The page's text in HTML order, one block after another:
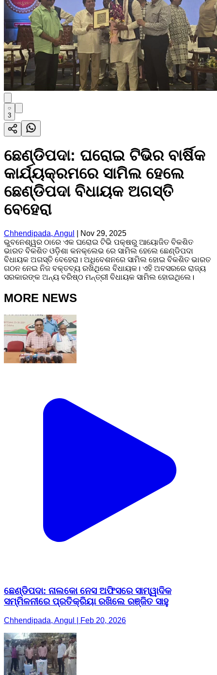
3
ଛେଣ୍ଡିପଦା: ଘରୋଇ ଟିଭିର ବାର୍ଷିକ
କାର୍ଯ୍ୟକ୍ରମରେ ସାମିଲ ହେଲେ
ଛେଣ୍ଡିପଦା ବିଧାୟକ ଅଗସ୍ତି
ବେହେରା
Chhendipada, Angul
Nov 29, 2025
ଭୁବନେଶ୍ୱର ଠାରେ ଏକ ଘରୋଇ ଟିଭି ପକ୍ଷରୁ ଆୟୋଜିତ ବିକଶିତ
ଭାରତ ବିକଶିତ ଓଡ଼ିଶା କନକ୍ଲେଭ ରେ ସାମିଲ ହେଲେ ଛେଣ୍ଡିପଦା
ବିଧାୟକ ଅଗସ୍ତି ବେହେରା। ଅଧିବେଶନରେ ସାମିଲ ହୋଇ ବିକଶିତ ଭାରତ
ଗଠନ ନେଇ ନିଜ ବକ୍ତବ୍ୟ ରଖିଥିଲେ ବିଧାୟକ। ଏହି ଅବସରରେ ରାଜ୍ୟ
ସରକାରଙ୍କ ଅନ୍ୟ ବରିଷ୍ଠ ମନ୍ତ୍ରୀ ବିଧାୟକ ସାମିଲ ହୋଇଥିଲେ।
MORE NEWS
ଛେଣ୍ଡିପଦା: ନାଲକୋ ନେସ ଅଫିସରେ ସାମ୍ୱାଦିକ
ସମ୍ମିଳନୀରେ ପ୍ରତିକ୍ରିୟା ରଖିଲେ ରଞ୍ଜିତ ସାହୁ
Chhendipada, Angul | Feb 20, 2026